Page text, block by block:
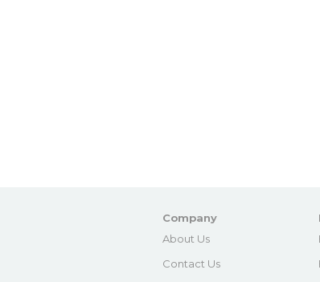
Company
About Us
Contact Us